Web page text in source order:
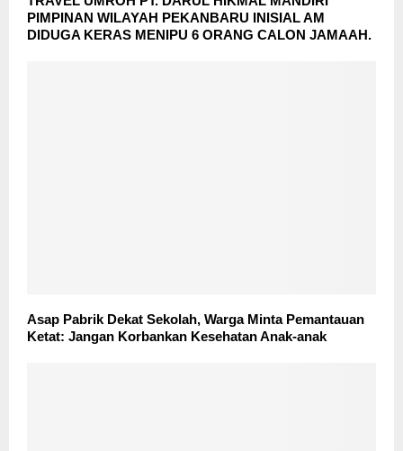
PIMPINAN WILAYAH PEKANBARU INISIAL AM
DIDUGA KERAS MENIPU 6 ORANG CALON JAMAAH.
Asap Pabrik Dekat Sekolah, Warga Minta Pemantauan
Ketat: Jangan Korbankan Kesehatan Anak-anak